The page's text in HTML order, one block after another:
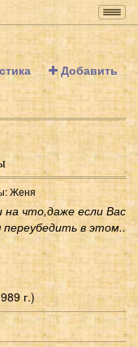
Добавить
Женя
что,даже если Вас
в этом..
г.)